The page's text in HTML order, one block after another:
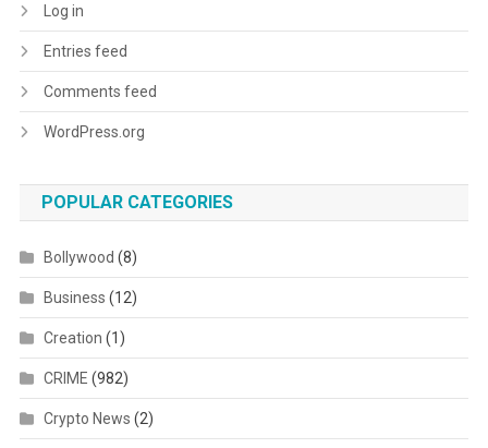
Log in
Entries feed
Comments feed
WordPress.org
POPULAR CATEGORIES
Bollywood (8)
Business (12)
Creation (1)
CRIME (982)
Crypto News (2)